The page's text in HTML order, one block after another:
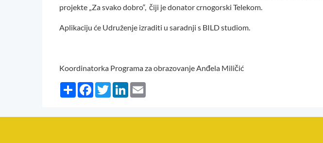
projekte „Za svako dobro“, čiji je donator crnogorski Telekom.
Aplikaciju će Udruženje izraditi u saradnji s BILD studiom.
Koordinatorka Programa za obrazovanje Anđela Miličić
Share FacebookTwitterLinkedIn